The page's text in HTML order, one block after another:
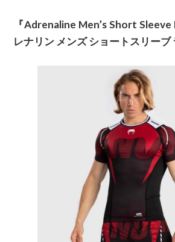
『Adrenaline Men’s Short
レナリン メンズ ショートスリーブ